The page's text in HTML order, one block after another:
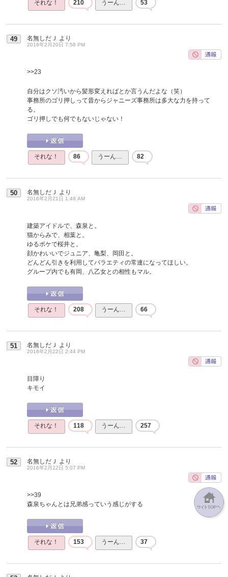
それな！ 210 うーん… 53
49 名無しだＪ より
2016年2月20日 7:58 PM
>>23
自分はクソ汚いから髪形変えればとか言うんだよな（笑）
事務所のゴリ押しって昔からジャニーズ事務所は多大な力を持って
る。
ゴリ押しでも何でもないじゃない！
それな！ 86 うーん… 82
50 名無しだＪ より
2016年2月21日 1:48 AM
建築アイドルで、森泉と。
猫からみで、相葉と。
ゆるボケで桜井と。
顔かわいいでジュニア、亀梨、岡田と。
どんどん引きを利用してバラエティの常連になってほしい。
グループ内でも有岡、八乙女との相性もマル。
それな！ 208 うーん… 66
51 名無しだＪ より
2016年2月22日 2:44 PM
目障り
キモイ
それな！ 118 うーん… 257
52 名無しだＪ より
2016年2月22日 5:07 PM
>>39
森泉ちゃんとは兄弟感っていう感じがする
それな！ 153 うーん… 37